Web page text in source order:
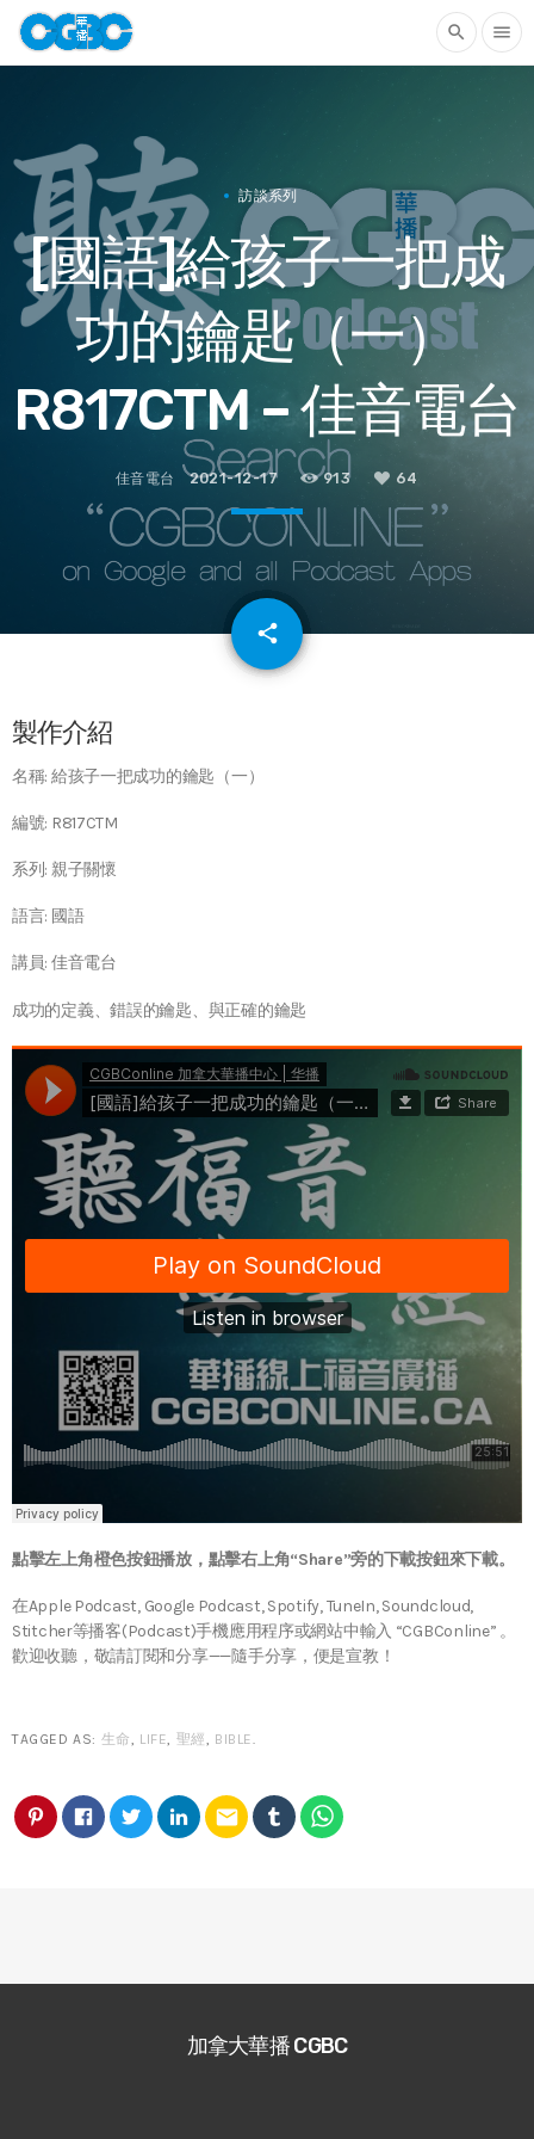
search menu
訪談系列
[國語]給孩子一把成
功的鑰匙（一）
R817CTM – 佳音電台
佳音電台 2021-12-17 913 64
share
email
製作介紹
名稱: 給孩子一把成功的鑰匙（一）
編號: R817CTM
系列: 親子關懷
語言: 國語
講員: 佳音電台
成功的定義、錯誤的鑰匙、與正確的鑰匙
點擊左上角橙色按鈕播放，點擊右上角“Share”旁的下載按鈕來下載。
在Apple Podcast, Google Podcast, Spotify, TuneIn, Soundcloud,
Stitcher等播客(Podcast)手機應用程序或網站中輸入 “CGBConline” 。
歡迎收聽，敬請訂閱和分享——隨手分享，便是宣教！
TAGGED AS: 生命, LIFE, 聖經, BIBLE.
email
加拿大華播 CGBC